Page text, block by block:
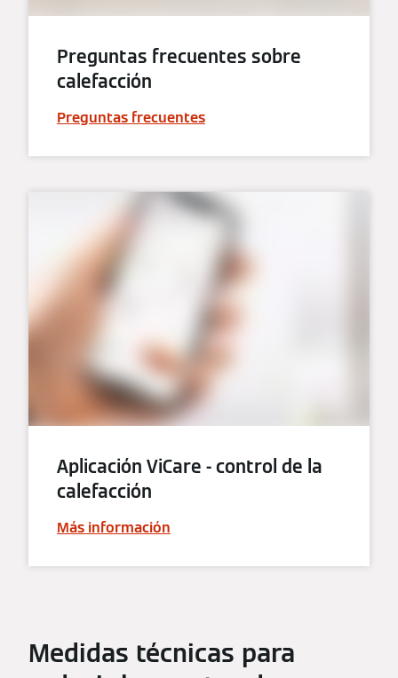
Preguntas frecuentes sobre
calefacción
Preguntas frecuentes
Aplicación ViCare - control de la
calefacción
Más información
Medidas técnicas para